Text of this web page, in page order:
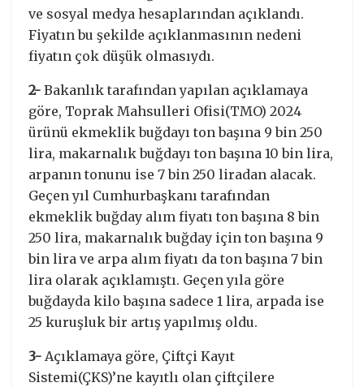
ve sosyal medya hesaplarından açıklandı.
Fiyatın bu şekilde açıklanmasının nedeni
fiyatın çok düşük olmasıydı.
2- Bakanlık tarafından yapılan açıklamaya
göre, Toprak Mahsulleri Ofisi(TMO) 2024
ürünü ekmeklik buğdayı ton başına 9 bin 250
lira, makarnalık buğdayı ton başına 10 bin lira,
arpanın tonunu ise 7 bin 250 liradan alacak.
Geçen yıl Cumhurbaşkanı tarafından
ekmeklik buğday alım fiyatı ton başına 8 bin
250 lira, makarnalık buğday için ton başına 9
bin lira ve arpa alım fiyatı da ton başına 7 bin
lira olarak açıklamıştı. Geçen yıla göre
buğdayda kilo başına sadece 1 lira, arpada ise
25 kuruşluk bir artış yapılmış oldu.
3- Açıklamaya göre, Çiftçi Kayıt
Sistemi(ÇKS)’ne kayıtlı olan çiftçilere